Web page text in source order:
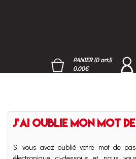
PANIER (0 art.))
0.00€
J'ai oublie mon mot de
Si vous avez oublié votre mot de